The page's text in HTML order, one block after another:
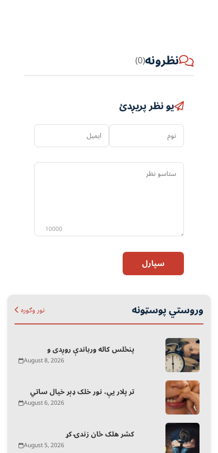
نظرونه(0)
یو نظر پریږدئ
نوم ایمیل
ستاسو
10000
سپارل
وروستي پوسټونه نور وګوره
پنځلس کاله ورباندې روږدی و
August 8, 2026
تر پلار یې، نور خلک ډېر خیال ساتي
August 6, 2026
کشر هلک ځان زندۍ کړ
August 5, 2026